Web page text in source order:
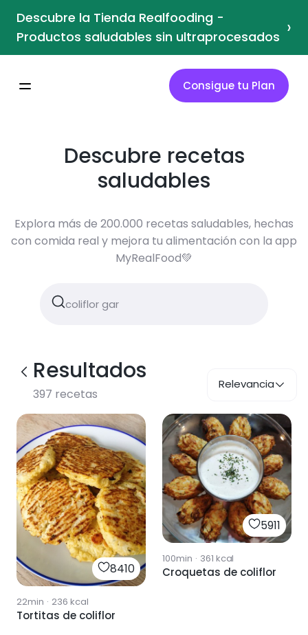
Descubre la Tienda Realfooding -
Productos saludables sin ultraprocesados ›
Consigue tu Plan
Descubre recetas
saludables
Explora más de 200.000 recetas saludables, hechas
con comida real y mejora tu alimentación con la app
MyRealFood💚
Resultados
397 recetas
Relevancia
8410
22min · 236 kcal
Tortitas de coliflor
5911
100min · 361 kcal
Croquetas de coliflor